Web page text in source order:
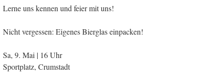
​Lerne uns kennen und feier mit uns!
​Nicht vergessen: Eigenes Bierglas einpacken!
​Sa, 9. Mai | 16 Uhr
Sportplatz, Crumstadt